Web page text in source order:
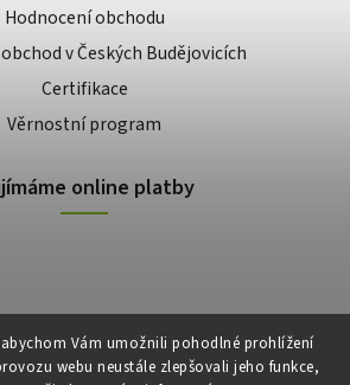
Vám umožnili pohodlné prohlížení
webu neustále zlepšovali jeho funkce,
Hodnocení obchodu
v Českých Budějovicích
Certifikace
Věrnostní program
online platby